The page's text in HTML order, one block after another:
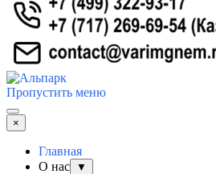
Пропустить меню
×
Главная
О нас
▼